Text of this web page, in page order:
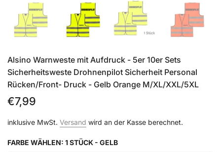
Alsino Warnweste mit Aufdruck - 5er 10er Sets
Sicherheitsweste Drohnenpilot Sicherheit Personal
Rücken/Front- Druck - Gelb Orange M/XL/XXL/5XL
€7,99
inklusive MwSt. Versand wird an der Kasse berechnet.
FARBE WÄHLEN: 1 STÜCK - GELB